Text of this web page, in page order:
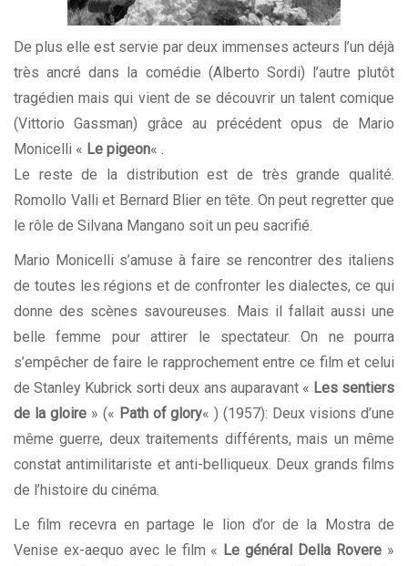
De plus elle est servie par deux immenses acteurs l’un déjà
très ancré dans la comédie (Alberto Sordi) l’autre plutôt
tragédien mais qui vient de se découvrir un talent comique
(Vittorio Gassman) grâce au précédent opus de Mario
Monicelli « Le pigeon« .
Le reste de la distribution est de très grande qualité.
Romollo Valli et Bernard Blier en tête. On peut regretter que
le rôle de Silvana Mangano soit un peu sacrifié.
Mario Monicelli s’amuse à faire se rencontrer des italiens
de toutes les régions et de confronter les dialectes, ce qui
donne des scènes savoureuses. Mais il fallait aussi une
belle femme pour attirer le spectateur. On ne pourra
s’empêcher de faire le rapprochement entre ce film et celui
de Stanley Kubrick sorti deux ans auparavant « Les sentiers
de la gloire» (« Path of glory« ) (1957): Deux visions d’une
même guerre, deux traitements différents, mais un même
constat antimilitariste et anti-belliqueux. Deux grands films
de l’histoire du cinéma.
Le film recevra en partage le lion d’or de la Mostra de
Venise ex-aequo avec le film « Le général Della Rovere »